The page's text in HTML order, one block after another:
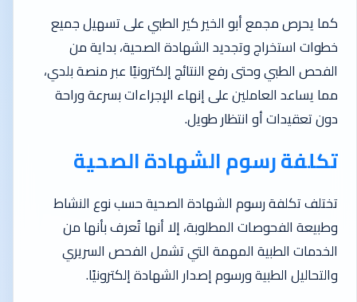
كما يحرص مجمع أبو الخير كير الطبي على تسهيل جميع
خطوات استخراج وتجديد الشهادة الصحية، بداية من
الفحص الطبي وحتى رفع النتائج إلكترونيًا عبر منصة بلدي،
مما يساعد العاملين على إنهاء الإجراءات بسرعة وراحة
دون تعقيدات أو انتظار طويل.
تكلفة رسوم الشهادة الصحية
تختلف تكلفة رسوم الشهادة الصحية حسب نوع النشاط
وطبيعة الفحوصات المطلوبة، إلا أنها تُعرف بأنها من
الخدمات الطبية المهمة التي تشمل الفحص السريري
والتحاليل الطبية ورسوم إصدار الشهادة إلكترونيًا.